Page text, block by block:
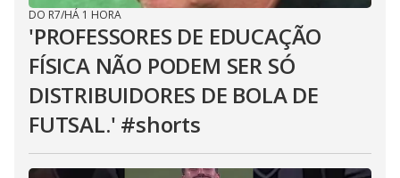
DO R7/HÁ 1 HORA
'PROFESSORES DE EDUCAÇÃO
FÍSICA NÃO PODEM SER SÓ
DISTRIBUIDORES DE BOLA DE
FUTSAL.' #shorts